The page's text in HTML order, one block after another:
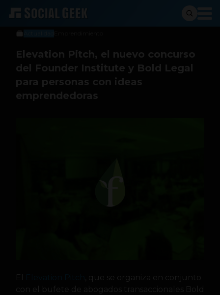
Social Geek
23 de junio de 2021
Elevation Pitch, el nuevo concurso
del Founder Institute y Bold Legal
para personas con ideas
emprendedoras
El
, que se organiza en conjunto
con el bufete de abogados transaccionales Bold